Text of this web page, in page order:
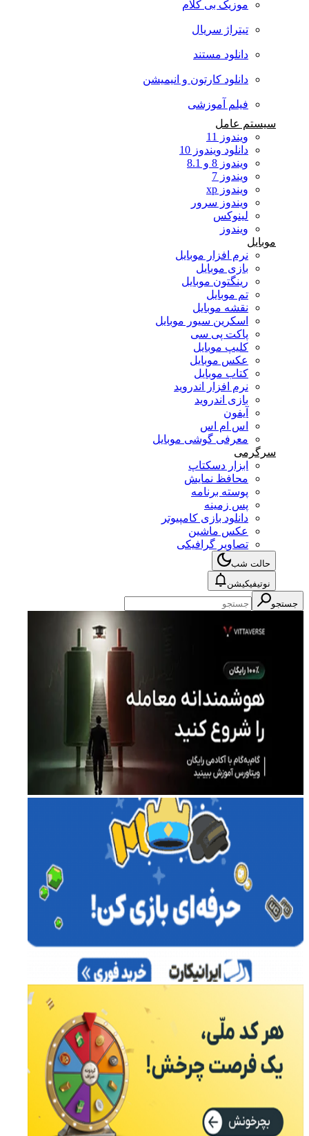
موزیک بی کلام
تیتراژ سریال
دانلود مستند
دانلود کارتون و انیمیشن
فیلم آموزشی
سیستم عامل
ویندوز 11
دانلود ویندوز 10
ویندوز 8 و 8.1
ویندوز 7
ویندوز xp
ویندوز سرور
لینوکس
ویندوز
موبایل
نرم افزار موبایل
بازی موبایل
رینگتون موبایل
تم موبایل
نقشه موبایل
اسکرین سیور موبایل
پاکت پی سی
کلیپ موبایل
عکس موبایل
کتاب موبایل
نرم افزار اندروید
بازی اندروید
آیفون
اس ام اس
معرفی گوشی موبایل
سرگرمی
ابزار دسکتاپ
محافظ نمایش
پوسته برنامه
پس زمینه
دانلود بازی کامپیوتر
عکس ماشین
تصاویر گرافیکی
حالت شب
نوتیفیکیشن
جستجو